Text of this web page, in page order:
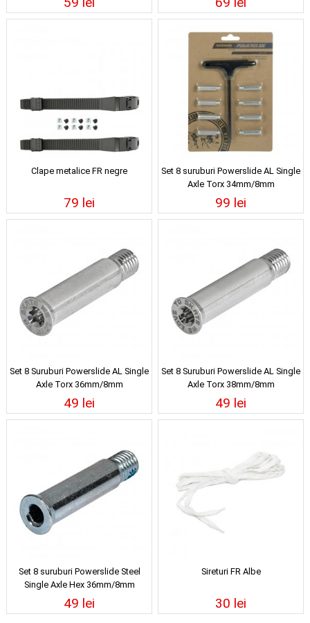
Clape metalice FR negre
79 lei
Set 8 suruburi Powerslide AL Single
Axle Torx 34mm/8mm
99 lei
Set 8 Suruburi Powerslide AL Single
Axle Torx 36mm/8mm
49 lei
Set 8 Suruburi Powerslide AL Single
Axle Torx 38mm/8mm
49 lei
Set 8 suruburi Powerslide Steel
Single Axle Hex 36mm/8mm
49 lei
Sireturi FR Albe
30 lei